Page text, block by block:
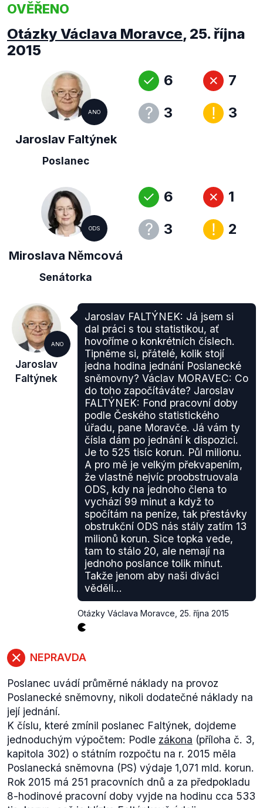
OVĚŘENO
Otázky Václava Moravce, 25. října
2015
ANO
Jaroslav Faltýnek
Poslanec
6
3
7
3
ODS
Miroslava Němcová
Senátorka
6
3
1
2
ANO
Jaroslav
Faltýnek
Jaroslav FALTÝNEK: Já jsem si
dal práci s tou statistikou, ať
hovoříme o konkrétních číslech.
Tipněme si, přátelé, kolik stojí
jedna hodina jednání Poslanecké
sněmovny? Václav MORAVEC: Co
do toho započítáváte? Jaroslav
FALTÝNEK: Fond pracovní doby
podle Českého statistického
úřadu, pane Moravče. Já vám ty
čísla dám po jednání k dispozici.
Je to 525 tisíc korun. Půl milionu.
A pro mě je velkým překvapením,
že vlastně nejvíc proobstruovala
ODS, kdy na jednoho člena to
vychází 99 minut a když to
spočítám na peníze, tak přestávky
obstrukční ODS nás stály zatím 13
milionů korun. Sice topka vede,
tam to stálo 20, ale nemají na
jednoho poslance tolik minut.
Takže jenom aby naši diváci
věděli...
Otázky Václava Moravce 25. října 2015
NEPRAVDA
Poslanec uvádí průměrné náklady na provoz
Poslanecké sněmovny, nikoli dodatečné náklady na
její jednání.
K číslu, které zmínil poslanec Faltýnek, dojdeme
jednoduchým výpočtem: Podle zákona (příloha č. 3,
kapitola 302) o státním rozpočtu na r. 2015 měla
Poslanecká sněmovna (PS) výdaje 1,071 mld. korun.
Rok 2015 má 251 pracovních dnů a za předpokladu
8-hodinové pracovní doby vyjde na hodinu cca 533